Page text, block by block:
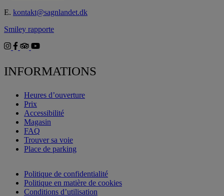
E. kontakt@sagnlandet.dk
Smiley rapporte
INFORMATIONS
Heures d’ouverture
Prix
Accessibilité
Magasin
FAQ
Trouver sa voie
Place de parking
Politique de confidentialité
Politique en matière de cookies
Conditions d’utilisation